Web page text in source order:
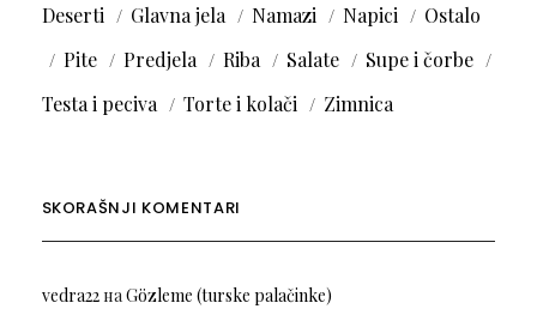
Deserti Glavna jela Namazi Napici
Ostalo
Pite
Predjela Riba Salate
Supe i čorbe
Testa i peciva
Torte i kolači Zimnica
SKORAŠNJI KOMENTARI
vedra22наGözleme (turske palačinke)